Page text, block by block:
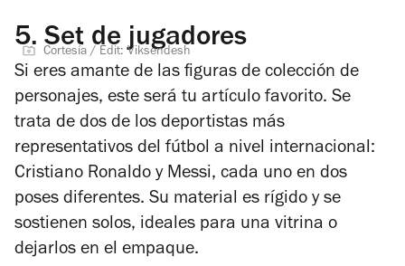
5. Set de jugadores
Cortesía / Edit: Viksendesh
Si eres amante de las figuras de colección de
personajes, este será tu artículo favorito. Se
trata de dos de los deportistas más
representativos del fútbol a nivel internacional:
Cristiano Ronaldo y Messi, cada uno en dos
poses diferentes. Su material es rígido y se
sostienen solos, ideales para una vitrina o
dejarlos en el empaque.